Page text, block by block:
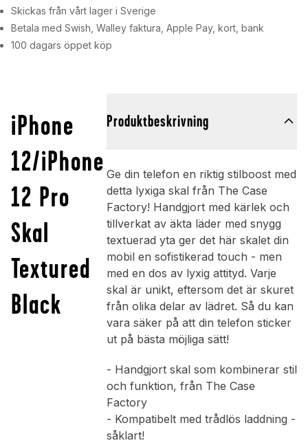
Skickas från vårt lager i Sverige
Betala med Swish, Walley faktura, Apple Pay, kort, bank
100 dagars öppet köp
iPhone
12/iPhone
12 Pro
Skal
Textured
Black
Produktbeskrivning
Ge din telefon en riktig stilboost med
detta lyxiga skal från The Case
Factory! Handgjort med kärlek och
tillverkat av äkta läder med snygg
textuerad yta ger det här skalet din
mobil en sofistikerad touch - men
med en dos av lyxig attityd. Varje
skal är unikt, eftersom det är skuret
från olika delar av lädret. Så du kan
vara säker på att din telefon sticker
ut på bästa möjliga sätt!
- Handgjort skal som kombinerar stil
och funktion, från The Case
Factory
- Kompatibelt med trådlös laddning -
såklart!